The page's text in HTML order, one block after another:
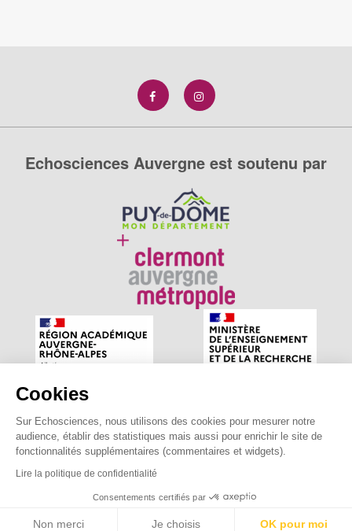
Cookies
Sur Echosciences, nous utilisons des cookies pour mesurer notre
audience, établir des statistiques mais aussi pour enrichir le site de
fonctionnalités supplémentaires (commentaires et widgets).
Lire la politique de confidentialité
Consentements certifiés par
Non merci Je choisis OK pour moi
Echosciences Auvergne est soutenu par
Echosciences Auvergne est le réseau social des amateurs
de sciences et de technologies du territoire. Propulsé par
astu'sciences.
Mentions légales|Politique de confidentialité
Ligne éditoriale